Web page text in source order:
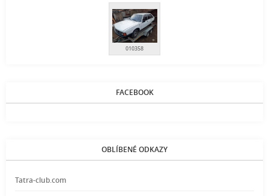
010358
FACEBOOK
OBLÍBENÉ ODKAZY
Tatra-club.com